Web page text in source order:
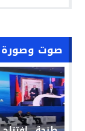
صوت وصورة